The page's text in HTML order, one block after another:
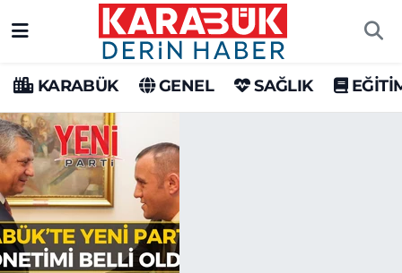
KARABÜK GENEL SAĞLIK
Karabük Hava Durumu
Karabük Trafik Yoğunluk Haritası
Süper Lig Puan Durumu ve Fikstür
Tüm Manşetler